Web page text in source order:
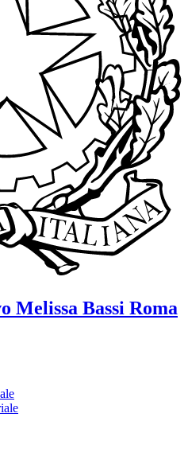
Melissa Bassi Roma